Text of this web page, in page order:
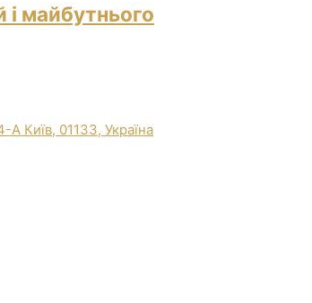
і майбутнього
А Київ, 01133, Україна